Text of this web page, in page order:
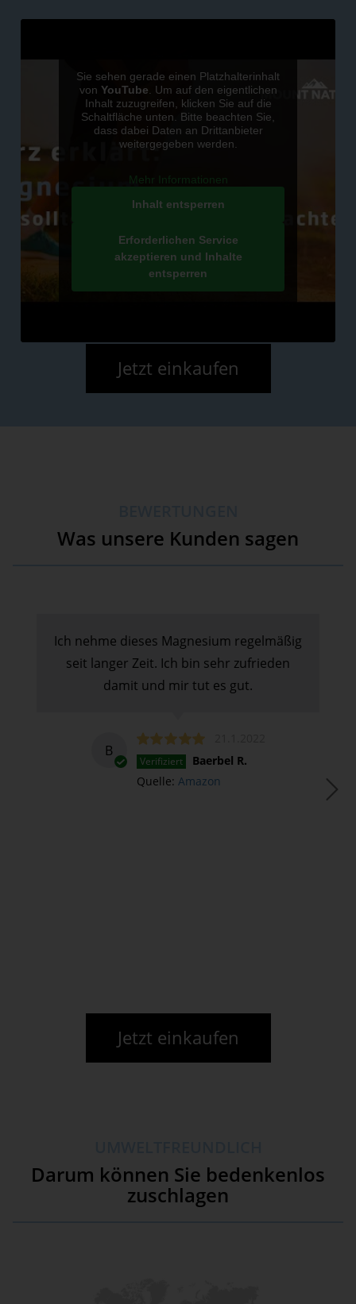
Was macht unser Magnesium so
besonders?
Viele Magnesium-Produkte auf dem Markt setzen
auf günstige anorganische Verbindungen – nicht so
Jetzt einkaufen
Sie sehen gerade einen Platzhalterinhalt
von YouTube . Um auf den eigentlichen
Inhalt zuzugreifen, klicken Sie auf die
Schaltfläche unten. Bitte beachten Sie,
dass dabei Daten an Drittanbieter
weitergegeben werden.
Mehr Informationen
Inhalt entsperren
Erforderlichen Service
akzeptieren und Inhalte
entsperren
Was unsere Kunden sagen
Ich nehme dieses Magnesium regelmäßig
seit langer Zeit. Ich bin sehr zufrieden
damit und mir tut es gut.
B
Verifiziert
Baerbel R.
Quelle: Amazon
Jetzt einkaufen
Darum können Sie bedenkenlos
zuschlagen